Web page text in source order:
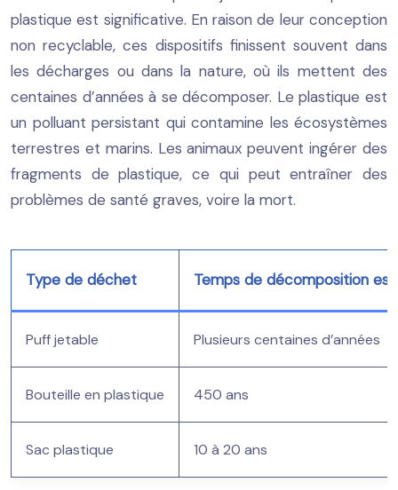
plastique est significative. En raison de leur conception
non recyclable, ces dispositifs finissent souvent dans
les décharges ou dans la nature, où ils mettent des
centaines d’années à se décomposer. Le plastique est
un polluant persistant qui contamine les écosystèmes
terrestres et marins. Les animaux peuvent ingérer des
fragments de plastique, ce qui peut entraîner des
problèmes de santé graves, voire la mort.
Type de déchet Temps de décomposition
Puff jetable Plusieurs centaines d’années
Bouteille en plastique 450 ans
Sac plastique 10 à 20 ans